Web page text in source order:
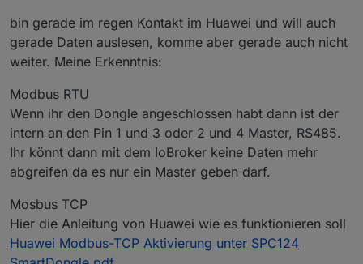
bin gerade im regen Kontakt im Huawei und will auch
gerade Daten auslesen, komme aber gerade auch nicht
weiter. Meine Erkenntnis:
Modbus RTU
Wenn ihr den Dongle angeschlossen habt dann ist der
intern an den Pin 1 und 3 oder 2 und 4 Master, RS485.
Ihr könnt dann mit dem IoBroker keine Daten mehr
abgreifen da es nur ein Master geben darf.
Mosbus TCP
Hier die Anleitung von Huawei wie es funktionieren soll
Huawei Modbus-TCP Aktivierung unter SPC124